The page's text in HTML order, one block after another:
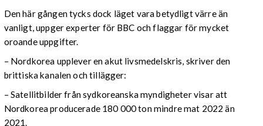
Den här gången tycks dock läget vara betydligt värre än
vanligt, uppger experter för BBC och flaggar för mycket
oroande uppgifter.
– Nordkorea upplever en akut livsmedelskris, skriver den
brittiska kanalen och tillägger:
– Satellitbilder från sydkoreanska myndigheter visar att
Nordkorea producerade 180 000 ton mindre mat 2022 än
2021.